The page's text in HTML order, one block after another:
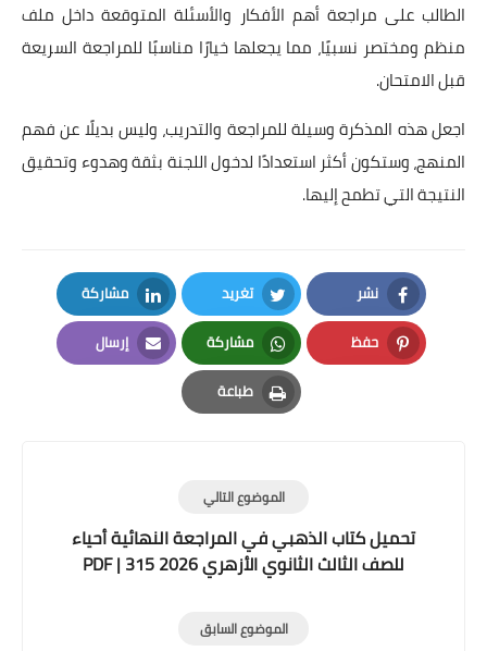
الطالب على مراجعة أهم الأفكار والأسئلة المتوقعة داخل ملف
منظم ومختصر نسبيًا، مما يجعلها خيارًا مناسبًا للمراجعة السريعة
قبل الامتحان.
اجعل هذه المذكرة وسيلة للمراجعة والتدريب، وليس بديلًا عن فهم
المنهج، وستكون أكثر استعدادًا لدخول اللجنة بثقة وهدوء وتحقيق
النتيجة التي تطمح إليها.
نشر
Facebook
تغريد
Twitter
مشاركة
LinkedIn
حفظ
Pinterest
مشاركة
Whatsapp
إرسال
Email
طباعة
Print
الموضوع التالي
تحميل كتاب الذهبي في المراجعة النهائية أحياء
للصف الثالث الثانوي الأزهري 2026 PDF | 315
صفحة من التدريبات والتقويمات
الموضوع السابق